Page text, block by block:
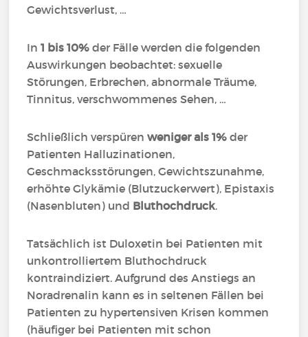
Gewichtsverlust, …
In1 bis 10% der Fälle werden die folgenden
Auswirkungen beobachtet: sexuelle
Störungen, Erbrechen, abnormale Träume,
Tinnitus, verschwommenes Sehen, …
Schließlich verspürenweniger als 1%der
Patienten Halluzinationen,
Geschmacksstörungen, Gewichtszunahme,
erhöhte Glykämie (Blutzuckerwert), Epistaxis
(Nasenbluten) und Bluthochdruck.
Tatsächlich ist Duloxetin bei Patienten mit
unkontrolliertem Bluthochdruck
kontraindiziert. Aufgrund des Anstiegs an
Noradrenalin kann es in seltenen Fällen bei
Patienten zu hypertensiven Krisen kommen
(häufiger bei Patienten mit schon